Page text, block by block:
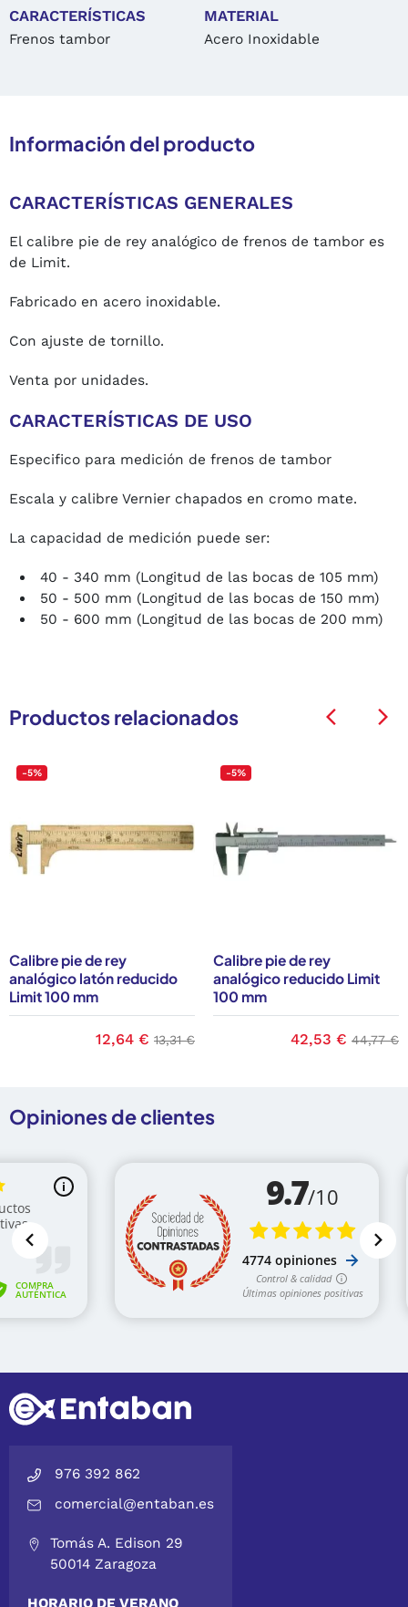
CARACTERÍSTICAS
Frenos tambor
MATERIAL
Acero Inoxidable
Información del producto
CARACTERÍSTICAS GENERALES
El calibre pie de rey analógico de frenos de tambor es
de Limit.
Fabricado en acero inoxidable.
Con ajuste de tornillo.
Venta por unidades.
CARACTERÍSTICAS DE USO
Especifico para medición de frenos de tambor
Escala y calibre Vernier chapados en cromo mate.
La capacidad de medición puede ser:
40 - 340 mm (Longitud de las bocas de 105 mm)
50 - 500 mm (Longitud de las bocas de 150 mm)
50 - 600 mm (Longitud de las bocas de 200 mm)
Productos relacionados
Calibre pie de rey
analógico latón reducido
Limit 100 mm
-5%
Precio
12,64 € Precio base
13,31 €
Calibre pie de rey
analógico reducido Limit
100 mm
-5%
Precio
42,53 € Precio
44,77 €
arrow_back_ios arrow_back_ios
Opiniones de clientes
976 392 862
comercial@entaban.es
Tomás A. Edison 29
50014 Zaragoza
HORARIO DE VERANO